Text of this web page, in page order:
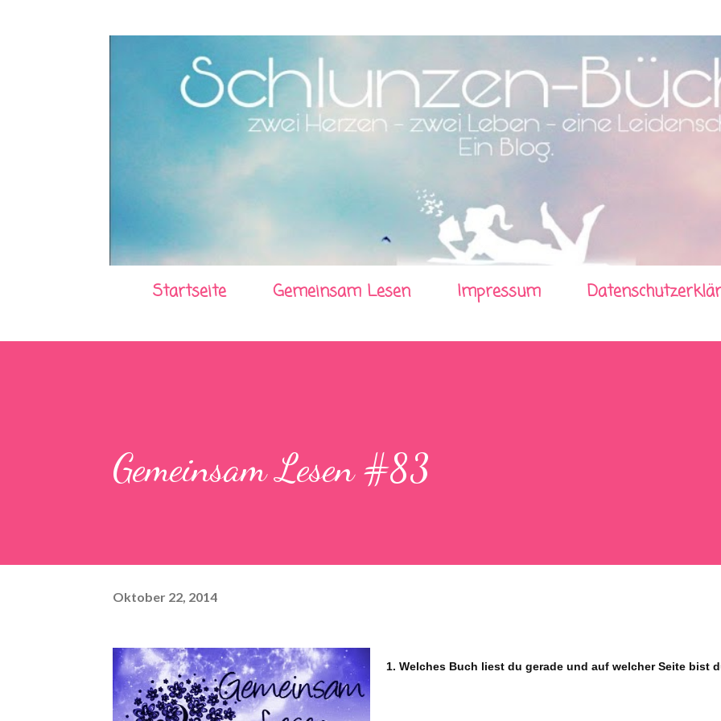
Startseite Gemeinsam Lesen Impressum
Gemeinsam Lesen #83
Oktober 22, 2014
1. Welches Buch liest du gerade und auf welcher Seite bist